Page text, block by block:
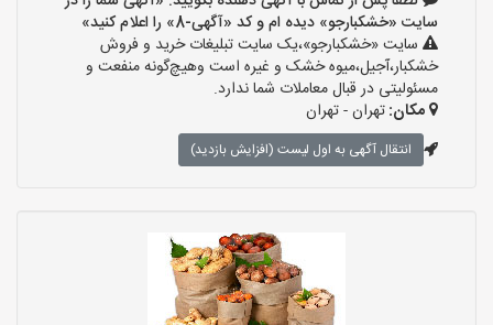
سایت «خشکبارجو» دیده ام و کد «آگهی-8» را اعلام کنید»
سایت «خشکبارجو»،یک سایت تبلیغات خرید و فروش
خشکبار،آجیل،میوه خشک و غیره است وهیچ‌گونه منفعت و
مسئولیتی در قبال معاملات شما ندارد.
مکان:تهران - تهران
انتقال آگهی به اول لیست (افزایش بازدید)